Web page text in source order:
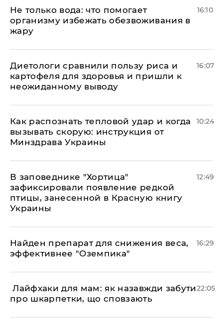
Не только вода: что помогает
организму избежать обезвоживания в
жару
16:10
Диетологи сравнили пользу риса и
картофеля для здоровья и пришли к
неожиданному выводу
16:07
Как распознать тепловой удар и когда
вызывать скорую: инструкция от
Минздрава Украины
10:24
В заповеднике "Хортица"
зафиксировали появление редкой
птицы, занесенной в Красную книгу
Украины
12:49
Найден препарат для снижения веса,
эффективнее "Оземпика"
16:29
​ Лайфхаки для мам: як назавжди забути
про шкарпетки, що сповзають
22:05